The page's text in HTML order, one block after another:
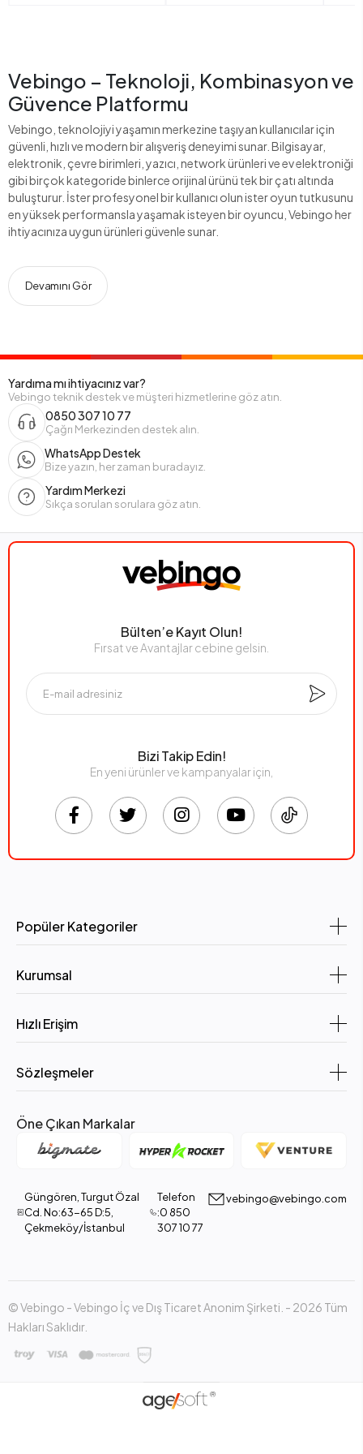
Vebingo – Teknoloji, Kombinasyon ve
Güvence Platformu
Vebingo, teknolojiyi yaşamın merkezine taşıyan kullanıcılar için
güvenli, hızlı ve modern bir alışveriş deneyimi sunar. Bilgisayar,
elektronik, çevre birimleri, yazıcı, network ürünleri ve ev elektroniği
gibi birçok kategoride binlerce orijinal ürünü tek bir çatı altında
buluşturur. İster profesyonel bir kullanıcı olun ister oyun tutkusunu
en yüksek performansla yaşamak isteyen bir oyuncu, Vebingo her
ihtiyacınıza uygun ürünleri güvenle sunar.
Devamını Gör
Yardıma mı ihtiyacınız var?
Vebingo teknik destek ve müşteri hizmetlerine göz atın.
0850 307 10 77
Çağrı Merkezinden destek alın.
WhatsApp Destek
Bize yazın, her zaman buradayız.
Yardım Merkezi
Sıkça sorulan sorulara göz atın.
Bülten’e Kayıt Olun!
Fırsat ve Avantajlar cebine gelsin.
Bizi Takip Edin!
En yeni ürünler ve kampanyalar için,
Popüler Kategoriler
Kurumsal
Hızlı Erişim
Sözleşmeler
Öne Çıkan Markalar
Güngören, Turgut Özal
Cd. No:63-65 D:5,
Çekmeköy/İstanbul
Telefon
:0 850
307 10 77
vebingo@vebingo.com
© Vebingo - Vebingo İç ve Dış Ticaret Anonim Şirketi. - 2026 Tüm
Hakları Saklıdır.